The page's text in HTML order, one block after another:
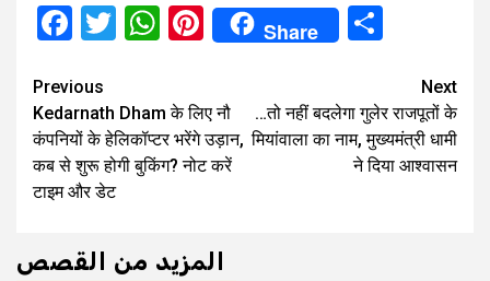
Facebook
TwitterWhatsApp
Pinterest
Share
Continue
Reading
Previous
Kedarnath Dham के लिए नौ
कंपनियों के हेलिकॉप्‍टर भरेंगे उड़ान,
कब से शुरू होगी बुकिंग? नोट करें
टाइम और डेट
Next
…तो नहीं बदलेगा गुलेर राजपूतों के
मियांवाला का नाम, मुख्यमंत्री धामी
ने दिया आश्वासन
المزيد من القصص